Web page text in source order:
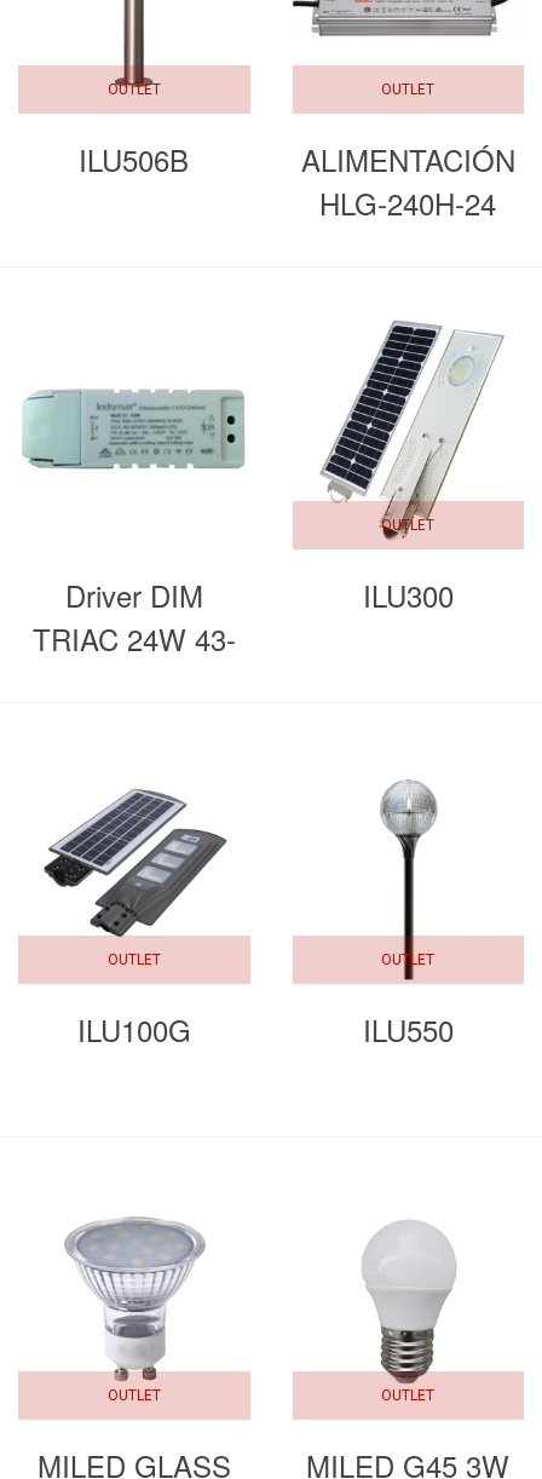
OUTLET
ILU506B
OUTLET
ALIMENTACIÓN
HLG-240H-24
Driver DIM
TRIAC 24W 43-
OUTLET
ILU300
OUTLET
ILU100G
OUTLET
ILU550
OUTLET
MILED GLASS
OUTLET
MILED G45 3W